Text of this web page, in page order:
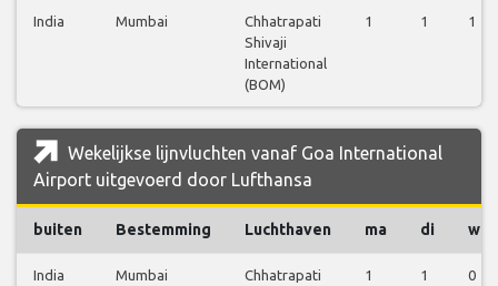
India Mumbai
Chhatrapati
Shivaji
International
(BOM)
1 1 1
Wekelijkse lijnvluchten vanaf Goa International
Airport uitgevoerd door Lufthansa
buiten Bestemming Luchthaven ma di wo
India Mumbai
Chhatrapati
1 1 0